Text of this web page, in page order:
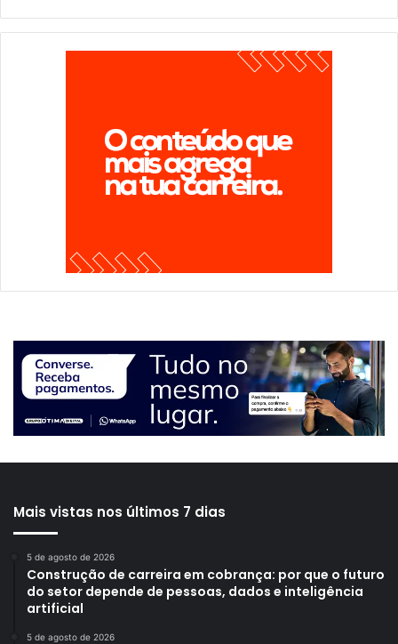
Mais vistas nos últimos 7 dias
5 de agosto de 2026
Construção de carreira em cobrança: por que o futuro
do setor depende de pessoas, dados e inteligência
artificial
5 de agosto de 2026